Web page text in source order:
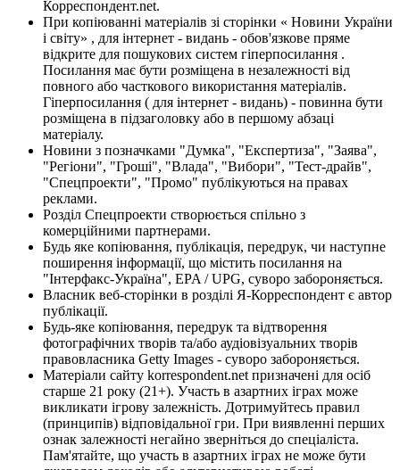
Корреспондент.net.
При копіюванні матеріалів зі сторінки « Новини України
і світу» , для інтернет - видань - обов'язкове пряме
відкрите для пошукових систем гіперпосилання .
Посилання має бути розміщена в незалежності від
повного або часткового використання матеріалів.
Гіперпосилання ( для інтернет - видань) - повинна бути
розміщена в підзаголовку або в першому абзаці
матеріалу.
Новини з позначками "Думка", "Експертиза", "Заява",
"Регіони", "Гроші", "Влада", "Вибори", "Тест-драйв",
"Спецпроекти", "Промо" публікуються на правах
реклами.
Розділ Спецпроекти створюється спільно з
комерційними партнерами.
Будь яке копіювання, публікація, передрук, чи наступне
поширення інформації, що містить посилання на
"Інтерфакс-Україна", EPA / UPG, суворо забороняється.
Власник веб-сторінки в розділі Я-Корреспондент є автор
публікації.
Будь-яке копіювання, передрук та відтворення
фотографічних творів та/або аудіовізуальних творів
правовласника Getty Images - суворо забороняється.
Матеріали сайту korrespondent.net призначені для осіб
старше 21 року (21+). Участь в азартних іграх може
викликати ігрову залежність. Дотримуйтесь правил
(принципів) відповідальної гри. При виявленні перших
ознак залежності негайно зверніться до спеціаліста.
Пам'ятайте, що участь в азартних іграх не може бути